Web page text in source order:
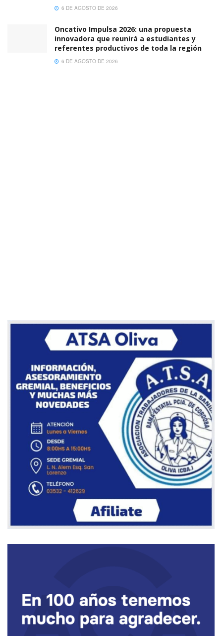
6 DE AGOSTO DE 2026
Oncativo Impulsa 2026: una propuesta
innovadora que reunirá a estudiantes y
referentes productivos de toda la región
6 DE AGOSTO DE 2026